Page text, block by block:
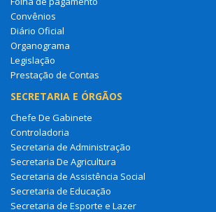
Convênios
Diário Oficial
Organograma
Legislação
Prestação de Contas
SECRETARIA E ÓRGÃOS
Chefe De Gabinete
Controladoria
Secretaria de Administração
Secretaria De Agricultura
Secretaria de Assistência Social
Secretaria de Educação
Secretaria de Esporte e Lazer